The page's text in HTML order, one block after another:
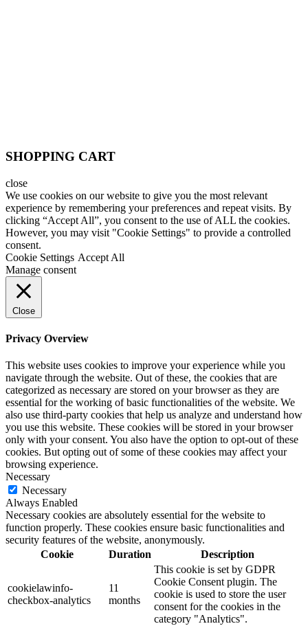
SHOPPING CART
close
We use cookies on our website to give you the most relevant
experience by remembering your preferences and repeat visits. By
clicking “Accept All”, you consent to the use of ALL the cookies.
However, you may visit "Cookie Settings" to provide a controlled
consent.
Cookie Settings Accept All
Manage consent
Close
Privacy Overview
This website uses cookies to improve your experience while you
navigate through the website. Out of these, the cookies that are
categorized as necessary are stored on your browser as they are
essential for the working of basic functionalities of the website. We
also use third-party cookies that help us analyze and understand how
you use this website. These cookies will be stored in your browser
only with your consent. You also have the option to opt-out of these
cookies. But opting out of some of these cookies may affect your
browsing experience.
Necessary
Necessary
Always Enabled
Necessary cookies are absolutely essential for the website to
function properly. These cookies ensure basic functionalities and
security features of the website, anonymously.
Cookie
Duration Description
cookielawinfo-
checkbox-analytics
11
months
This cookie is set by GDPR
Cookie Consent plugin. The
cookie is used to store the user
consent for the cookies in the
category "Analytics".